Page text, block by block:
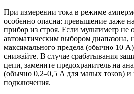
При измерении тока в режиме
особенно опасна: превышение даже
прибор из строя. Если мультиметр не
автоматическим выбором диапазона,
максимального предела (обычно 10
снижайте. В случае срабатывания
цепи, замените предохранитель на
(обычно 0,2–0,5 А для малых токов) и
подключения.